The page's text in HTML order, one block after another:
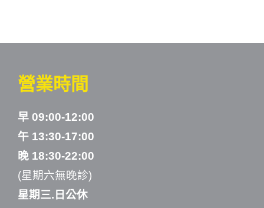
營業時間
早 09:00-12:00
午 13:30-17:00
晚 18:30-22:00
(星期六無晚診)
星期三.日公休